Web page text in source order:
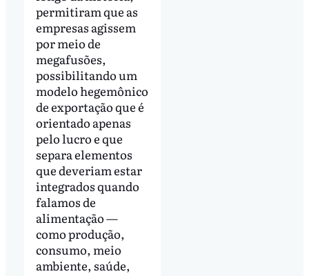
permitiram que as
empresas agissem
por meio de
megafusões,
possibilitando um
modelo hegemônico
de exportação que é
orientado apenas
pelo lucro e que
separa elementos
que deveriam estar
integrados quando
falamos de
alimentação —
como produção,
consumo, meio
ambiente, saúde,